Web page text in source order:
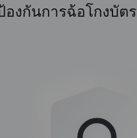
องกันการฉ้อโกงบัตร